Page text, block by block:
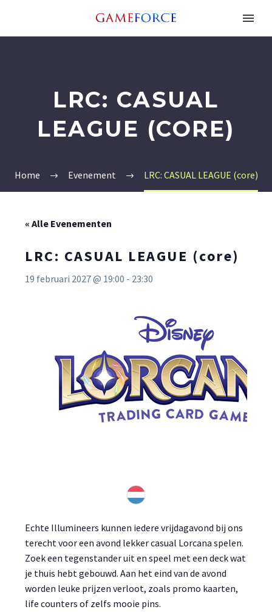
LRC: CASUAL
LEAGUE (CORE)
Home Evenement LRC: CASUAL LEAGUE (core)
« Alle Evenementen
LRC: CASUAL LEAGUE (core)
19 februari 2027 @ 19:00 - 23:30
Echte Illumineers kunnen iedere vrijdagavond bij ons
terecht voor een avond lekker casual Lorcana spelen.
Zoek een tegenstander uit en speel met een deck wat
je thuis hebt gebouwd. Aan het eind van de avond
worden leuke prijzen verloot, zoals promo kaarten,
life counters of zelfs mooie pins.